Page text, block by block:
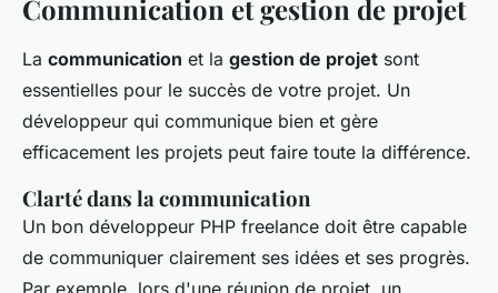
Communication et gestion de projet
La communication et la gestion de projet sont
essentielles pour le succès de votre projet. Un
développeur qui communique bien et gère
efficacement les projets peut faire toute la différence.
Clarté dans la communication
Un bon développeur PHP freelance doit être capable
de communiquer clairement ses idées et ses progrès.
Par exemple, lors d'une réunion de projet, un